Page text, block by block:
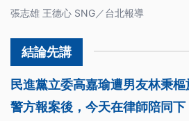
張志雄 王德心 SNG／台北報導
民進黨立委高嘉瑜遭男友林秉
警方報案後，今天在律師陪同下